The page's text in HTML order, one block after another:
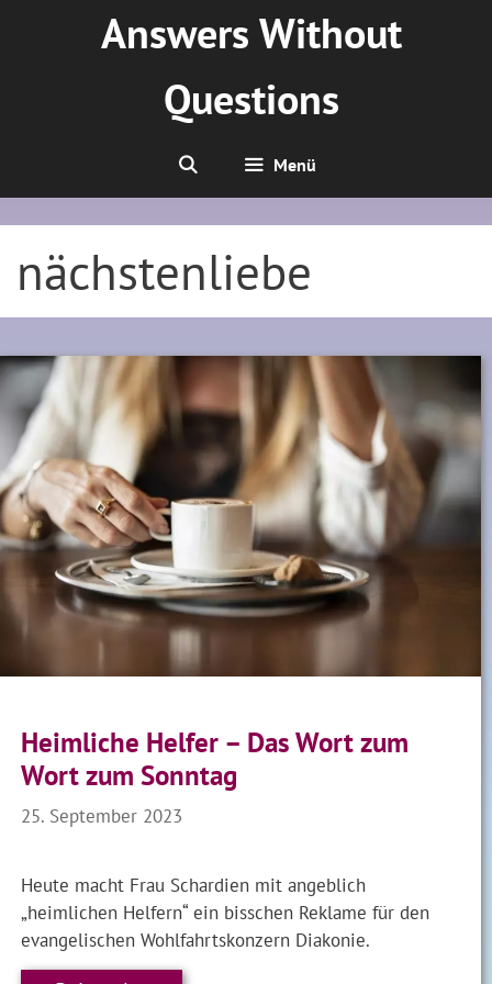
Answers Without
Questions
Menü
nächstenliebe
Heimliche Helfer – Das Wort zum
Wort zum Sonntag
25. September 2023
Heute macht Frau Schardien mit angeblich
„heimlichen Helfern“ ein bisschen Reklame für den
evangelischen Wohlfahrtskonzern Diakonie.